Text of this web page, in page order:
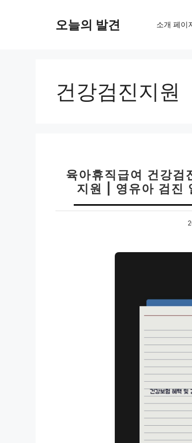
오늘의 발견 소개 페이
건강검진지원
육아휴직급여 건강
지원 | 영유아 검진